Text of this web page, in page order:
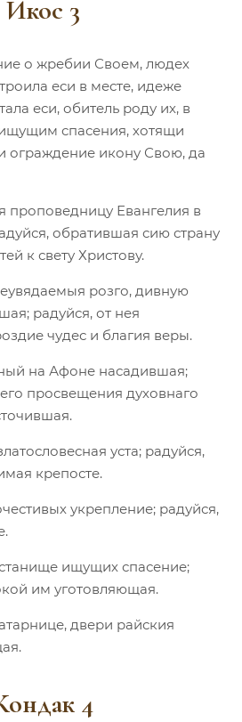
Икос 3
о жребии Своем, людех
еси в месте, идеже
еси, обитель роду их, в
спасения, хотящи
ограждение икону Свою, да
проповедницу Евангелия в
обратившая сию страну
к свету Христову.
розго, дивную
радуйся, от нея
чудес и благия веры.
на Афоне насадившая;
просвещения духовнаго
уста; радуйся,
крепосте.
укрепление; радуйся,
ищущих спасение;
им уготовляющая.
двери райския
4